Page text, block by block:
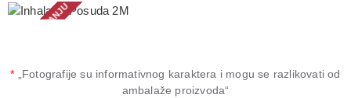
NEMA NA STANJU
* „Fotografije su informativnog karaktera i mogu se razlikovati od
ambalaže proizvoda“